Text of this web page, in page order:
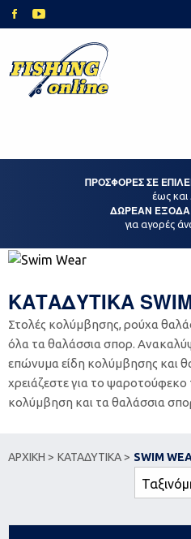
ΠΡΟΣΦΟΡΕΣ ΣΕ
έως και
ΔΩΡΕΑΝ
για αγορές
ΚΑΤΑΔΥΤΙΚΑ
Στολές κολύμβησης, ρούχα
όλα τα θαλάσσια σπορ.
επώνυμα είδη κολύμβησης και
χρειάζεστε για το
κολύμβηση και τα θαλάσσια
ΑΡΧΙΚΗ > ΚΑΤΑΔΥΤΙΚΑ > SWIM